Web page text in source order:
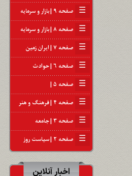
☰ صفحه ۹ | بازار و سرمایه
☰ صفحه ۸ | بازار و سرمایه
☰ صفحه ۷ | ایران زمین
☰ صفحه ۶ | حوادث
☰ صفحه ۵ |
☰ صفحه ۴ | فرهنگ و هنر
☰ صفحه ۳ | جامعه
☰ صفحه ۲ | سیاست روز
اخبار آنلاین